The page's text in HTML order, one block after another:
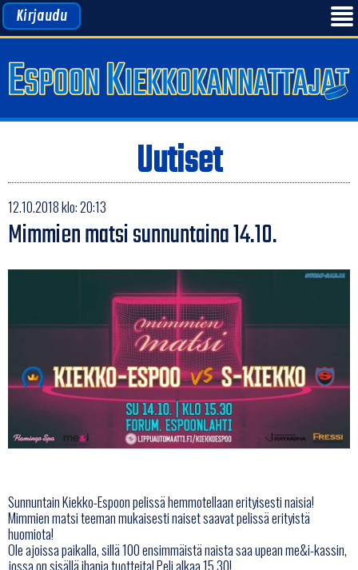
Kirjaudu
Uutiset
12.10.2018 klo: 20:13
Mimmien matsi sunnuntaina 14.10.
Sunnuntain Kiekko-Espoon pelissä hemmotellaan erityisesti naisia!
Mimmien matsi teeman mukaisesti naiset saavat pelissä erityistä
huomiota!
Ole ajoissa paikalla, sillä 100 ensimmäistä naista saa upean me&i-kassin,
jossa on sisällä ihania tuotteita! Peli alkaa15.30!